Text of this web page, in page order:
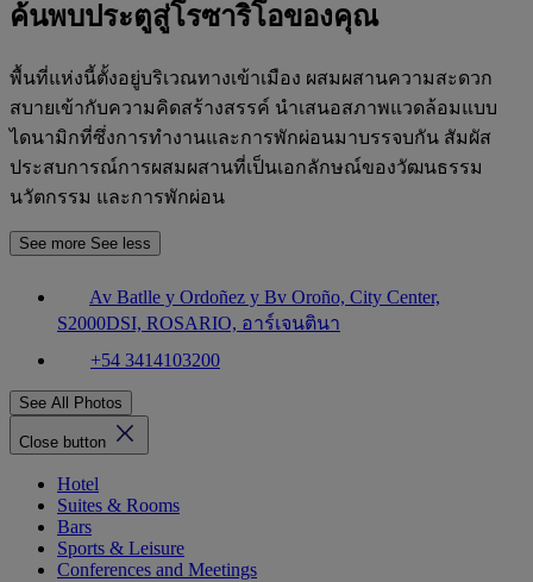
ค้นพบประตูสู่โรซาริโอของคุณ
พื้นที่แห่งนี้ตั้งอยู่บริเวณทางเข้าเมือง ผสมผสานความสะดวก
สบายเข้ากับความคิดสร้างสรรค์ นำเสนอสภาพแวดล้อมแบบ
ไดนามิกที่ซึ่งการทำงานและการพักผ่อนมาบรรจบกัน สัมผัส
ประสบการณ์การผสมผสานที่เป็นเอกลักษณ์ของวัฒนธรรม
นวัตกรรม และการพักผ่อน
See more See less
Av Batlle y Ordoñez y Bv Oroño, City Center,
S2000DSI, ROSARIO, อาร์เจนตินา
+54 3414103200
See All Photos
Close button
Hotel
Suites & Rooms
Bars
Sports & Leisure
Conferences and Meetings